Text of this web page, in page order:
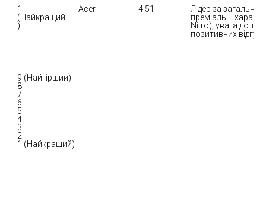
1
(Найкращий
)
Acer 4.51
Лідер за
преміальні
Nitro), увага до
позитивних
9 (Найгірший)
8
7
6
5
4
3
2
1 (Найкращий)